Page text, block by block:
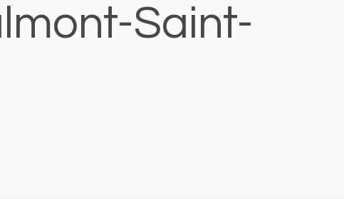
Saint-